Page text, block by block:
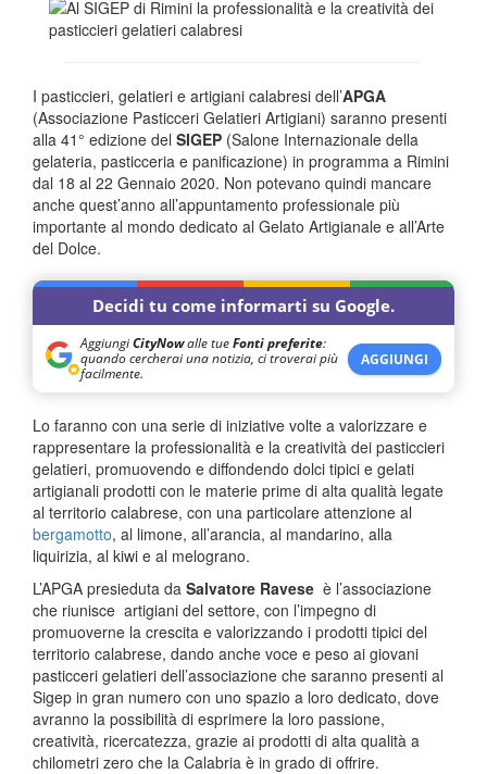
I pasticcieri, gelatieri e artigiani calabresi dell’APGA
(Associazione Pasticceri Gelatieri Artigiani) saranno presenti
alla 41° edizione del SIGEP (Salone Internazionale della
gelateria, pasticceria e panificazione) in programma a Rimini
dal 18 al 22 Gennaio 2020. Non potevano quindi mancare
anche quest’anno all’appuntamento professionale più
importante al mondo dedicato al Gelato Artigianale e all’Arte
del Dolce.
Decidi tu come informarti su Google.
AggiungiCityNowalle tueFonti preferite:
quando cercherai una notizia, ci troverai più
facilmente.
AGGIUNGI
Lo faranno con una serie di iniziative volte a valorizzare e
rappresentare la professionalità e la creatività dei pasticcieri
gelatieri, promuovendo e diffondendo dolci tipici e gelati
artigianali prodotti con le materie prime di alta qualità legate
al territorio calabrese, con una particolare attenzione al
bergamotto, al limone, all’arancia, al mandarino, alla
liquirizia, al kiwi e al melograno.
L’APGA presieduta da Salvatore Ravese è l’associazione
che riunisce artigiani del settore, con l’impegno di
promuoverne la crescita e valorizzando i prodotti tipici del
territorio calabrese, dando anche voce e peso ai giovani
pasticceri gelatieri dell’associazione che saranno presenti al
Sigep in gran numero con uno spazio a loro dedicato, dove
avranno la possibilità di esprimere la loro passione,
creatività, ricercatezza, grazie ai prodotti di alta qualità a
chilometri zero che la Calabria è in grado di offrire.